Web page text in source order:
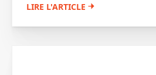
LIRE L'ARTICLE